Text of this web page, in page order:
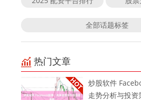
全部话题标签
热门文章
炒股软件
走势分析与投资